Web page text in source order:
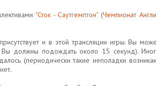
"Сток - Саутгемптон"(Чемпионат
и в этой трансляции игры. Вы
Вы должны подождать около 15 секунд).
(периодически такие неполадки